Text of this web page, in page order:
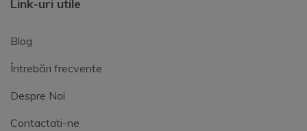
Link-uri utile
Blog
Întrebări frecvente
Despre Noi
Contactati-ne